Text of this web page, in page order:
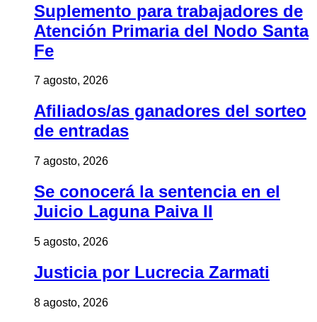
Suplemento para trabajadores de
Atención Primaria del Nodo Santa
Fe
7 agosto, 2026
Afiliados/as ganadores del sorteo
de entradas
7 agosto, 2026
Se conocerá la sentencia en el
Juicio Laguna Paiva II
5 agosto, 2026
Justicia por Lucrecia Zarmati
8 agosto, 2026